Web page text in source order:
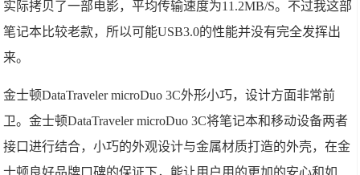
实际拷贝了一部电影，平均传输速度为11.2MB/S。不过我这部
笔记本比较老款，所以可能USB3.0的性能并没有完全发挥出
来。
金士顿DataTraveler microDuo 3C外形小巧，设计方面非常前
卫。金士顿DataTraveler microDuo 3C将笔记本和移动设备两者
接口进行结合，小巧的外观设计与金属材质打造的外壳，在金
士顿良好品牌口碑的保证下，能让用户用的更加的安心和如